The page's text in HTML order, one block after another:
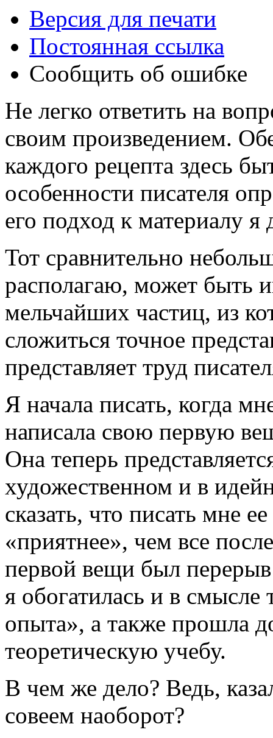
Версия для печати
Постоянная ссылка
Сообщить об ошибке
Не легко ответить на
своим произведением.
каждого рецепта здесь
особенности писателя
его подход к материалу
Тот сравнительно
располагаю, может быть
мельчайших частиц, из
сложиться точное
представляет труд
Я начала писать, когда
написала свою первую
Она теперь
художественном и в
сказать, что писать мне
«приятнее», чем все
первой вещи был
я обогатилась и в
опыта», а также прошла
теоретическую учебу.
В чем же дело? Ведь,
совеем наоборот?